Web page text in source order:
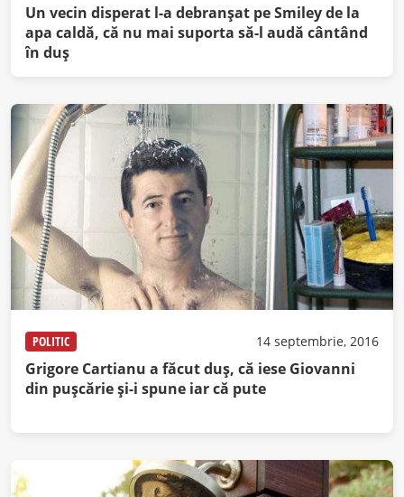
Un vecin disperat l-a debranşat pe Smiley de la
apa caldă, că nu mai suporta să-l audă cântând
în duş
POLITIC 14 septembrie, 2016
Grigore Cartianu a făcut duş, că iese Giovanni
din puşcărie şi-i spune iar că pute